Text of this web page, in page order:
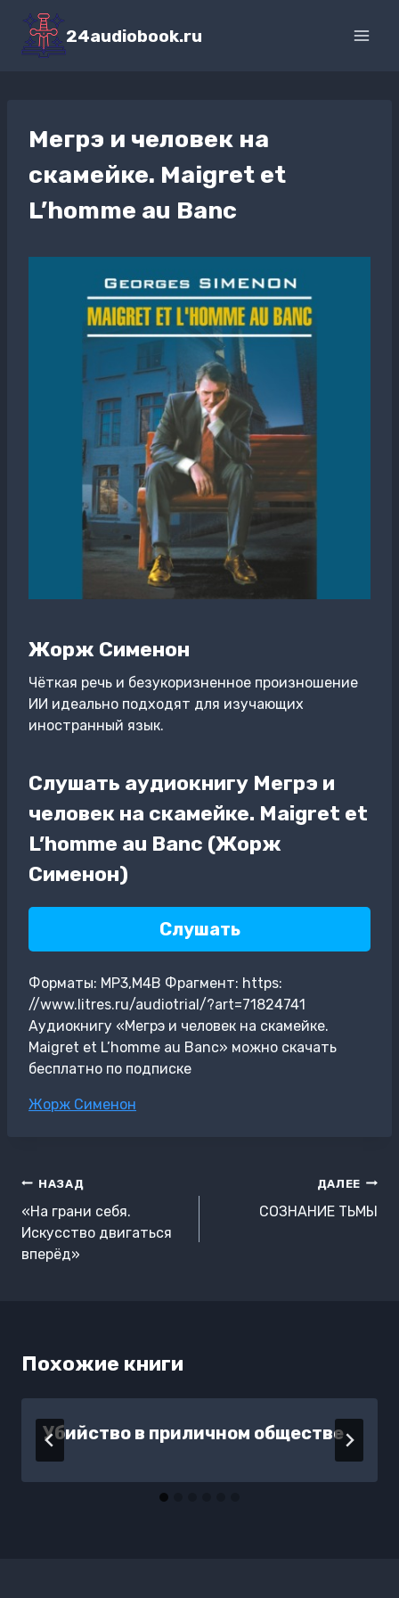
Перейти
содержимому
24audiobook.ru
Мегрэ и человек на
скамейке. Maigret et
L’homme au Banc
Жорж Сименон
Чёткая речь и безукоризненное произношение
ИИ идеально подходят для изучающих
иностранный язык.
Слушать аудиокнигу Мегрэ и
человек на скамейке. Maigret et
L’homme au Banc (Жорж
Сименон)
Слушать
Форматы: MP3,M4B Фрагмент: https:
//www.litres.ru/audiotrial/?art=71824741
Аудиокнигу «Мегрэ и человек на скамейке.
Maigret et L’homme au Banc» можно скачать
бесплатно по подписке
Метки
Жорж Сименон
Навигация
по
записям
НАЗАД
«На грани себя.
Искусство двигаться
вперёд»
ДАЛЕЕ
СОЗНАНИЕ ТЬМЫ
Похожие книги
Убийство в приличном обществе